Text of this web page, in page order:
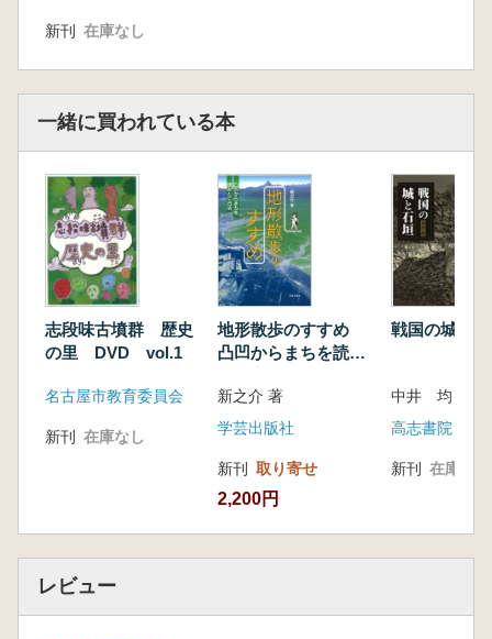
新刊 在庫なし
一緒に買われている本
志段味古墳群 歴史
の里 DVD vol.1
名古屋市教育委員会
新刊 在庫なし
地形散歩のすすめ
凸凹からまちを読み
新之介 著
学芸出版社
新刊 取り寄せ
2,200円
戦国の城と
中井 均 著
高志書院
新刊 在庫なし
レビュー